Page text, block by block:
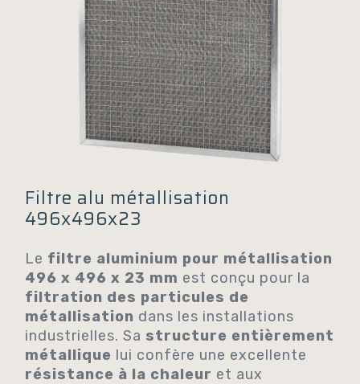
Filtre alu métallisation
496x496x23
Le filtre aluminium pour métallisation
496 x 496 x 23 mm est conçu pour la
filtration des particules de
métallisation dans les installations
industrielles. Sa structure entièrement
métallique lui confère une excellente
résistance à la chaleur et aux